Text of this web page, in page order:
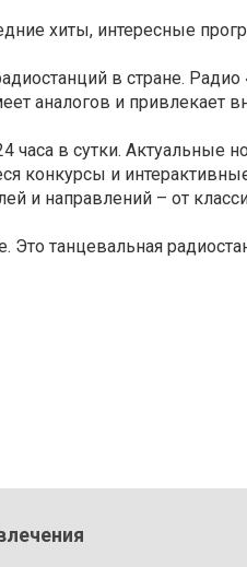
хиты, интересные
в стране.
аналогов и привлекает
в сутки. Актуальные
конкурсы и
и направлений – от
Это танцевальная